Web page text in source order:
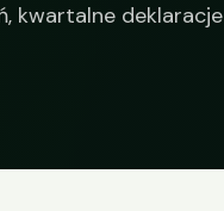
kwartalne